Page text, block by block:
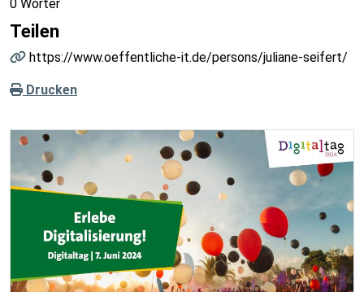
0 Wörter
Teilen
https://www.oeffentliche-it.de/persons/juliane-seifert/
Drucken